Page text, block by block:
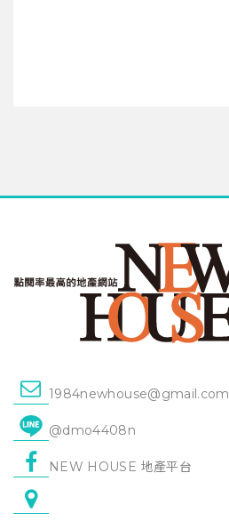
1984newhouse@gmail.com
@dmo4408n
NEW HOUSE 地產平台